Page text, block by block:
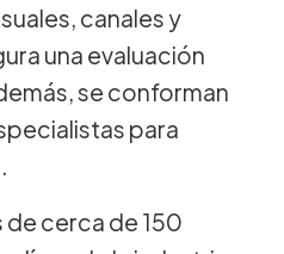
canales y
una evaluación
se conforman
para
cerca de 150